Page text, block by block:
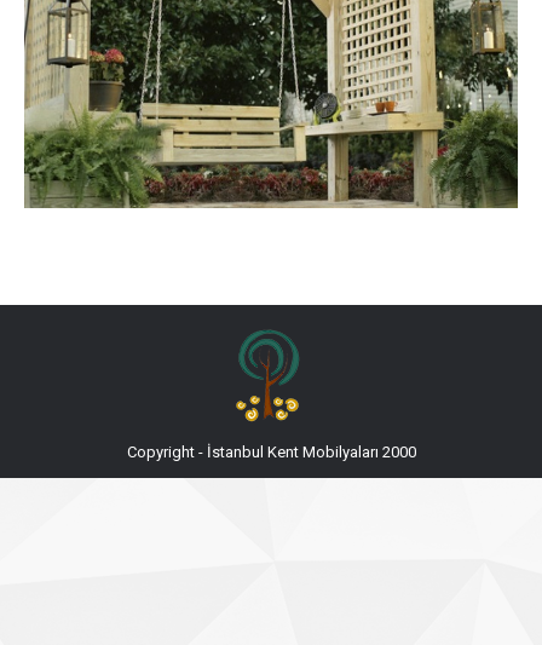
Copyright - İstanbul Kent Mobilyaları 2000